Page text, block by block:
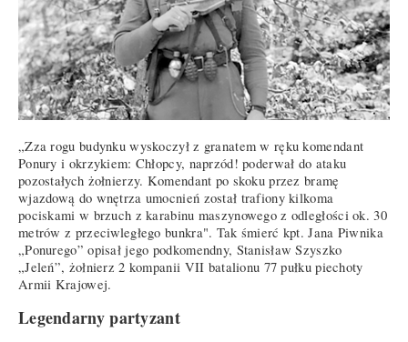
„Zza rogu budynku wyskoczył z granatem w ręku komendant
Ponury i okrzykiem: Chłopcy, naprzód! poderwał do ataku
pozostałych żołnierzy. Komendant po skoku przez bramę
wjazdową do wnętrza umocnień został trafiony kilkoma
pociskami w brzuch z karabinu maszynowego z odległości ok. 30
metrów z przeciwległego bunkra". Tak śmierć kpt. Jana Piwnika
„Ponurego” opisał jego podkomendny, Stanisław Szyszko
„Jeleń”, żołnierz 2 kompanii VII batalionu 77 pułku piechoty
Armii Krajowej.
Legendarny partyzant